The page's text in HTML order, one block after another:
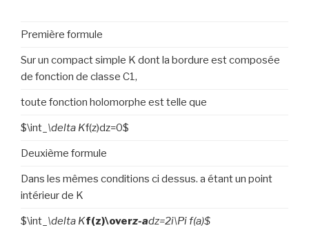
Première formule
Sur un compact simple K dont la bordure est composée
de fonction de classe C1,
toute fonction holomorphe est telle que
$\int_ \delta Kf(z)dz=0$
Deuxième formule
Dans les mêmes conditions ci dessus. a étant un point
intérieur de K
$\int_ \delta Kf(z)\overz-adz=2i\Pi f(a)$